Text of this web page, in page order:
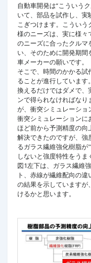
自動車開発は“こういう
いて、部品を試作し、
こぎつけます。こうい
様のニーズは、実に様々
のニーズに合ったクルマ
い、そのために開発期
車メーカーの願いです。
そこで、時間のかかる試
ることが進行しています
換えるだけではダメで、
ンで得られなければな
が、衝突シミュレーショ
衝突シミュレーション
ほど前から予測精度の向
解決できたのですが、
るガラス繊維強化樹脂
しないと強度特性をうま
図1左下は、ガラス繊維
ト、赤線が繊維配向の
の結果を示しています
けるかと思います。